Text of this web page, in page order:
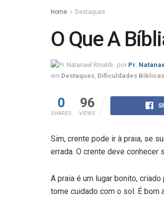
Home Destaques
O Que A
por Pr.
em Destaques, Dificuldades Bíblicas
0
SHARES
96
VIEWS
Sim, crente pode ir à praia, se
errada. O crente deve
A praia é um lugar bonito,
tome cuidado com o sol. É bom